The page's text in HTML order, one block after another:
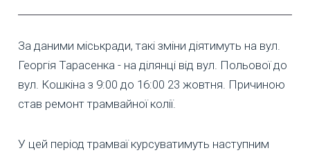
За даними міськради, такі зміни діятимуть на вул.
Георгія Тарасенка - на ділянці від вул. Польової до
вул. Кошкіна з 9:00 до 16:00 23 жовтня. Причиною
став ремонт трамвайної колії.
У цей період трамваї курсуватимуть наступним